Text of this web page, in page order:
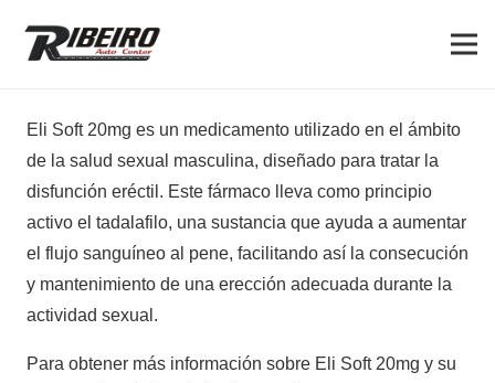
Eli Soft 20mg es un medicamento utilizado en el ámbito
de la salud sexual masculina, diseñado para tratar la
disfunción eréctil. Este fármaco lleva como principio
activo el tadalafilo, una sustancia que ayuda a aumentar
el flujo sanguíneo al pene, facilitando así la consecución
y mantenimiento de una erección adecuada durante la
actividad sexual.
Para obtener más información sobre Eli Soft 20mg y su